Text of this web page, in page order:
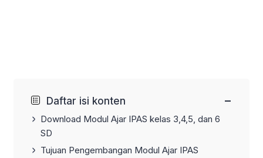
Daftar isi konten −
Download Modul Ajar IPAS kelas 3,4,5, dan 6
SD
Tujuan Pengembangan Modul Ajar IPAS